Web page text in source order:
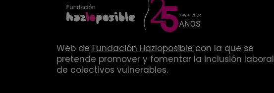
Web de Fundación Hazloposible con la que se
pretende promover y fomentar la inclusión laboral
de colectivos vulnerables.